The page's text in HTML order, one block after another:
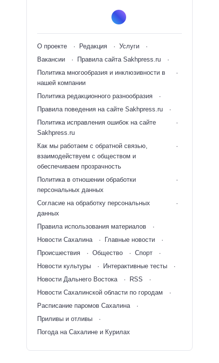
О проекте Редакция
Услуги
Вакансии
Правила сайта Sakhpress.ru
Политика многообразия и инклюзивности в
нашей компании
Политика редакционного разнообразия
Правила поведения на сайте Sakhpress.ru
Политика исправления ошибок на сайте
Sakhpress.ru
Как мы работаем с обратной связью,
взаимодействуем с обществом и
обеспечиваем прозрачность
Политика в отношении обработки
персональных данных
Согласие на обработку персональных
данных
Правила использования материалов
Новости Сахалина
Главные новости
Происшествия
Общество
Спорт
Новости культуры
Интерактивные тесты
Новости Дальнего Востока
RSS
Новости Сахалинской области по городам
Расписание паромов Сахалина
Приливы и отливы
Погода на Сахалине и Курилах